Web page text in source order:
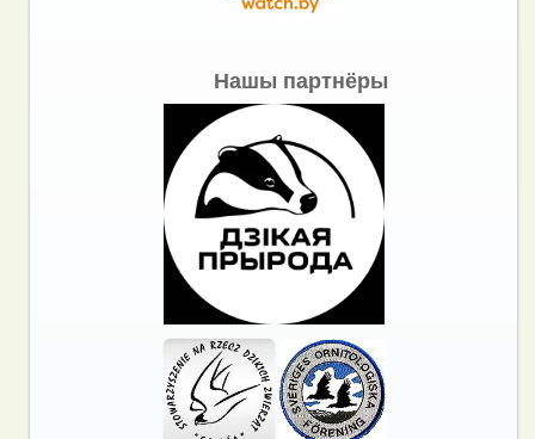
Нашы партнёры